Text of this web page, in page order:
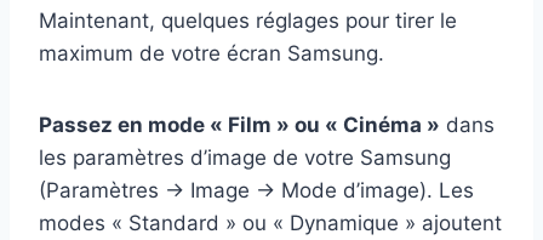
Maintenant, quelques réglages pour tirer le
maximum de votre écran Samsung.
Passez en mode « Film » ou « Cinéma » dans
les paramètres d’image de votre Samsung
(Paramètres → Image → Mode d’image). Les
modes « Standard » ou « Dynamique » ajoutent